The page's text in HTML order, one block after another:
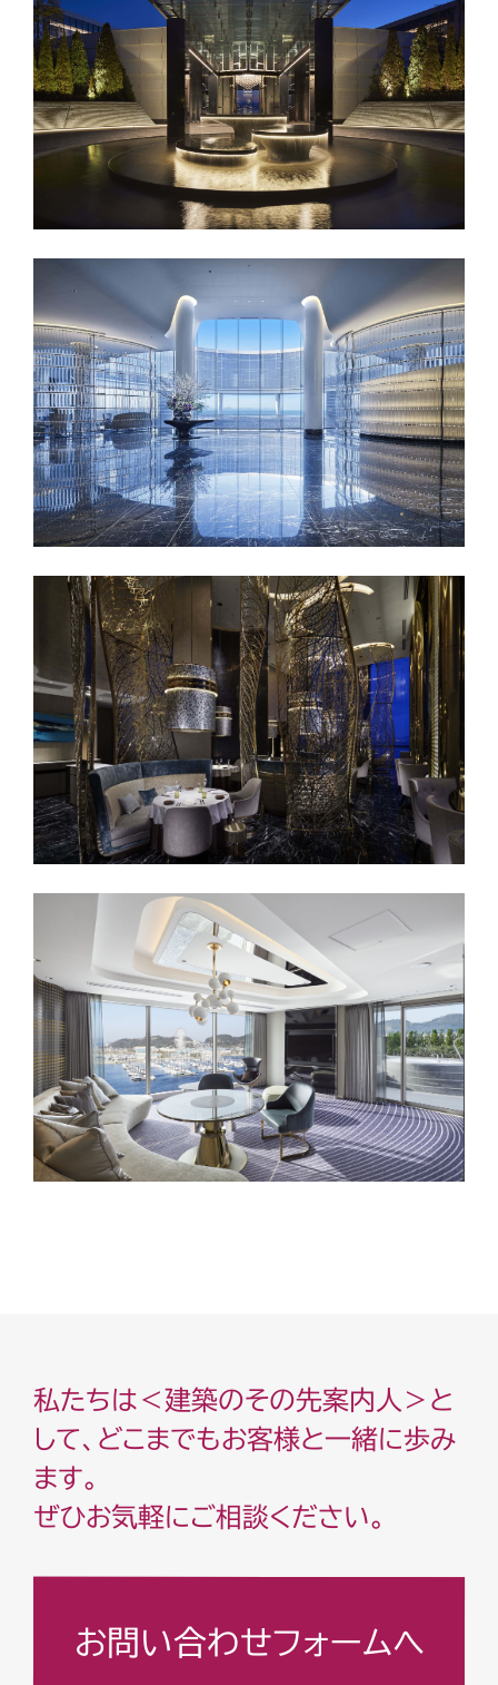
私たちは＜建築のその先案内人＞と
して、どこまでもお客様と一緒に歩み
ます。
ぜひお気軽にご相談ください。
お問い合わせフォームへ